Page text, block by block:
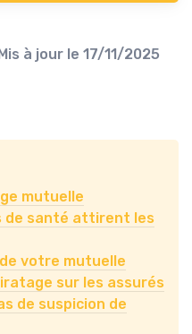
à jour le 17/11/2025
mutuelle
de santé attirent les
votre mutuelle
sur les assurés
de suspicion de